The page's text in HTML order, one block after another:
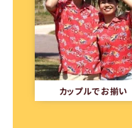
カップルでお揃い